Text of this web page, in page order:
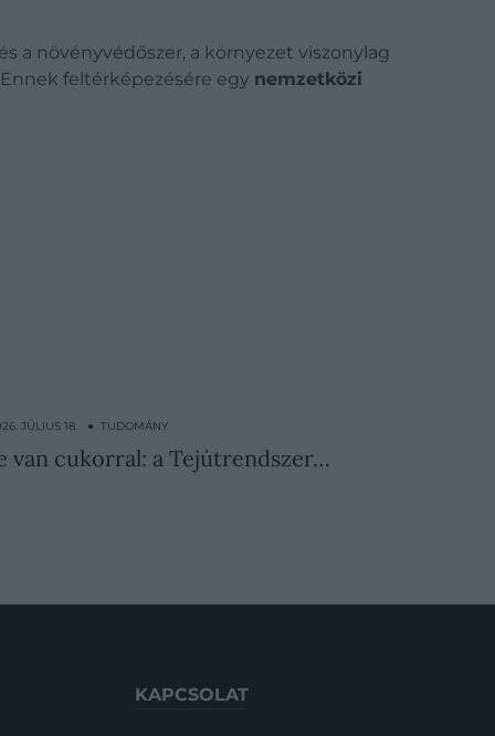
a növényvédőszer, a környezet viszonylag
feltérképezésére egy nemzetközi
JÚLIUS 18. ● TUDOMÁNY
van cukorral: a Tejútrendszer…
KAPCSOLAT